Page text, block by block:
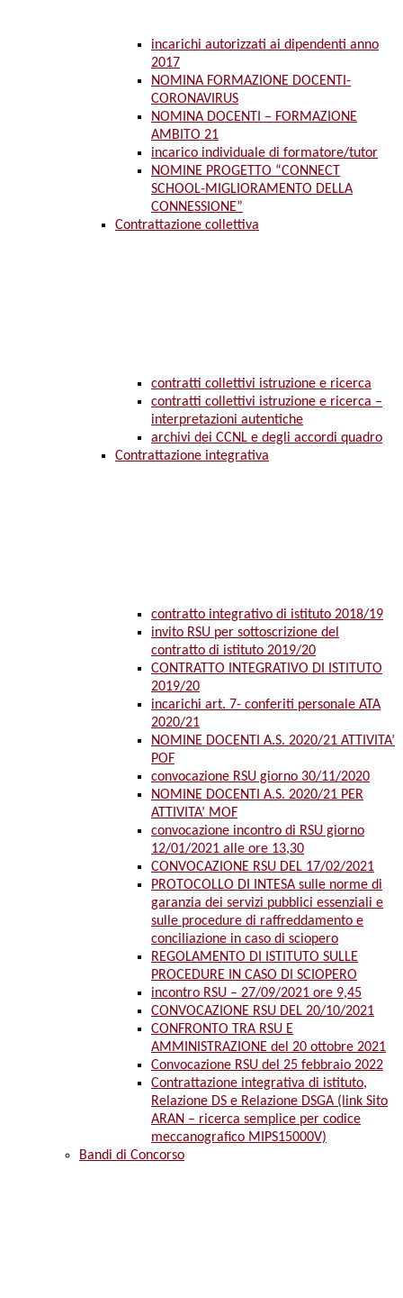
incarichi autorizzati ai dipendenti anno
2017
NOMINA FORMAZIONE DOCENTI-
CORONAVIRUS
NOMINA DOCENTI – FORMAZIONE
AMBITO 21
incarico individuale di formatore/tutor
NOMINE PROGETTO “CONNECT
SCHOOL-MIGLIORAMENTO DELLA
CONNESSIONE”
Contrattazione collettiva
contratti collettivi istruzione e ricerca
contratti collettivi istruzione e ricerca –
interpretazioni autentiche
archivi dei CCNL e degli accordi quadro
Contrattazione integrativa
contratto integrativo di istituto 2018/19
invito RSU per sottoscrizione del
contratto di istituto 2019/20
CONTRATTO INTEGRATIVO DI ISTITUTO
2019/20
incarichi art. 7- conferiti personale ATA
2020/21
NOMINE DOCENTI A.S. 2020/21 ATTIVITA’
POF
convocazione RSU giorno 30/11/2020
NOMINE DOCENTI A.S. 2020/21 PER
ATTIVITA’ MOF
convocazione incontro di RSU giorno
12/01/2021 alle ore 13,30
CONVOCAZIONE RSU DEL 17/02/2021
PROTOCOLLO DI INTESA sulle norme di
garanzia dei servizi pubblici essenziali e
sulle procedure di raffreddamento e
conciliazione in caso di sciopero
REGOLAMENTO DI ISTITUTO SULLE
PROCEDURE IN CASO DI SCIOPERO
incontro RSU – 27/09/2021 ore 9,45
CONVOCAZIONE RSU DEL 20/10/2021
CONFRONTO TRA RSU E
AMMINISTRAZIONE del 20 ottobre 2021
Convocazione RSU del 25 febbraio 2022
Contrattazione integrativa di istituto,
Relazione DS e Relazione DSGA (link Sito
ARAN – ricerca semplice per codice
meccanografico MIPS15000V)
Bandi di Concorso